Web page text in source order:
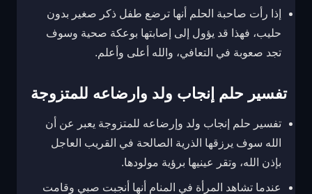
إذا رأت صاحبة الحلم أنها ترضع طفل ذكر صغير بدون
حليب، فهذا قد يؤول إلى إصابتها بوعكة صحية وسوف
تجد صعوبة في التعافي، والله أعلى وأعلم.
تفسير حلم إنجاب ولد وارضاعه للمتزوجة
تفسير حلم إنجاب ولد وإرضاعه للمتزوجة يعبر عن أن
الله سوف يرزقها الذرية الصالحة في القريب العاجل
بإذن الله، وتقر عينيها برؤية مولودها.
عندما تشاهد المرأة في المنام أنها أنجبت صبي وقامت